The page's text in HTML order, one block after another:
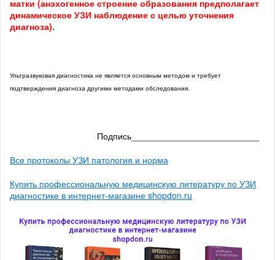
матки (анэхогенное строение образования предполагает
динамическое УЗИ наблюдение с целью уточнения
диагноза).
Ультразвуковая диагностика не является основным методом и требует
подтверждения диагноза другими методами обследования.
Подпись__________________________
Все протоколы УЗИ патология и норма
Купить профессиональную медицинскую литературу по УЗИ
диагностике в интернет-магазине shopdon.ru